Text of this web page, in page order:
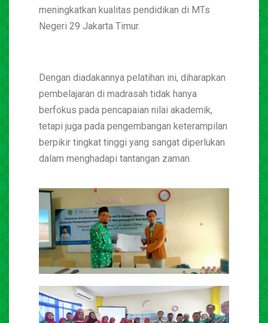
meningkatkan kualitas pendidikan di MTs
Negeri 29 Jakarta Timur.
Dengan diadakannya pelatihan ini, diharapkan
pembelajaran di madrasah tidak hanya
berfokus pada pencapaian nilai akademik,
tetapi juga pada pengembangan keterampilan
berpikir tingkat tinggi yang sangat diperlukan
dalam menghadapi tantangan zaman.